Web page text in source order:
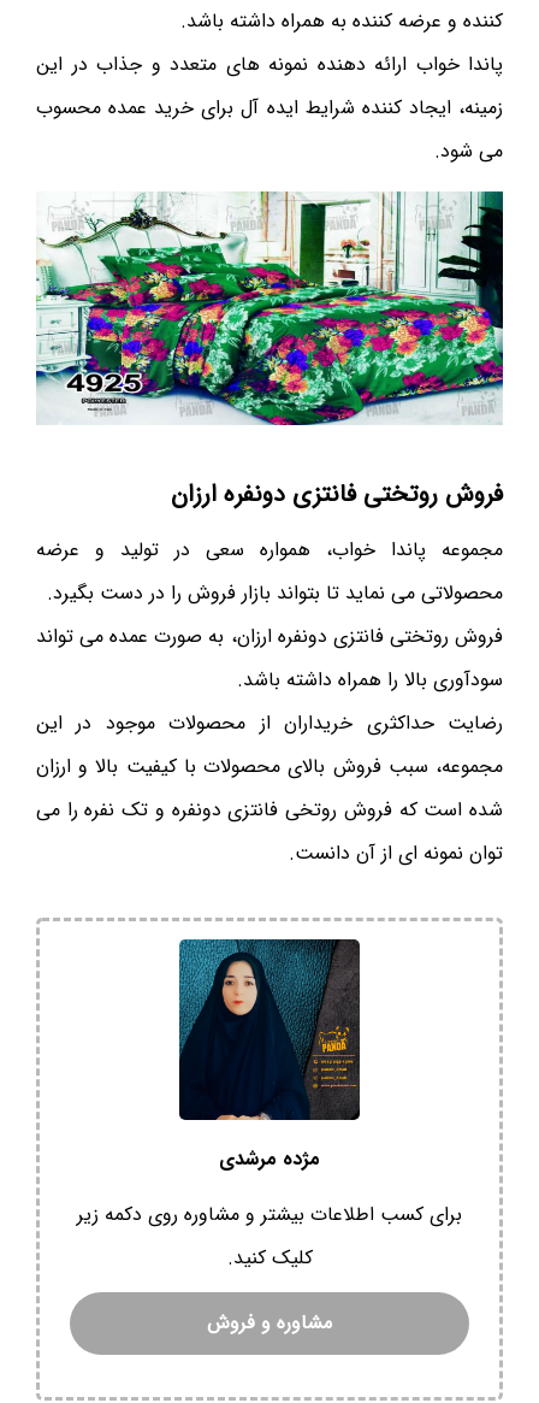
کننده و عرضه کننده به همراه داشته باشد.
پاندا خواب ارائه دهنده نمونه های متعدد و جذاب در این
زمینه، ایجاد کننده شرایط ایده آل برای خرید عمده محسوب
می شود.
فروش روتختی فانتزی دونفره ارزان
مجموعه پاندا خواب، همواره سعی در تولید و عرضه
محصولاتی می نماید تا بتواند بازار فروش را در دست بگیرد.
فروش روتختی فانتزی دونفره ارزان، به صورت عمده می تواند
سودآوری بالا را همراه داشته باشد.
رضایت حداکثری خریداران از محصولات موجود در این
مجموعه، سبب فروش بالای محصولات با کیفیت بالا و ارزان
شده است که فروش روتخی فانتزی دونفره و تک نفره را می
توان نمونه ای از آن دانست.
مژده مرشدی
برای کسب اطلاعات بیشتر و مشاوره روی دکمه زیر
کلیک کنید.
مشاوره و فروش